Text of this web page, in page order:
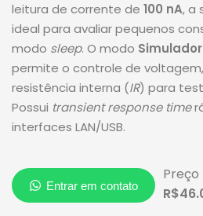
leitura de corrente de 100 nA, a
ideal para avaliar pequenos
modo sleep. O modo
permite o controle de
resistência interna (IR) para
Possui transient response time
interfaces LAN/USB.
Preço